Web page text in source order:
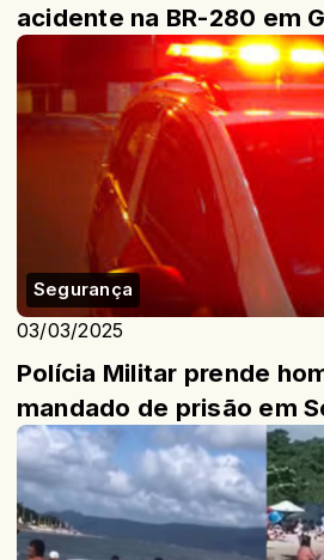
acidente na BR-280 em
Segurança
03/03/2025
Polícia Militar prende
mandado de prisão em